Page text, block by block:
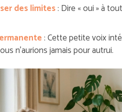
des limites: Dire « oui » à
: Cette petite voix
n’aurions jamais pour autrui.